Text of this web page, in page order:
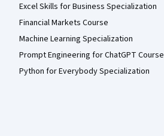
Excel Skills for Business Specialization
Financial Markets Course
Machine Learning Specialization
Prompt Engineering for ChatGPT Course
Python for Everybody Specialization